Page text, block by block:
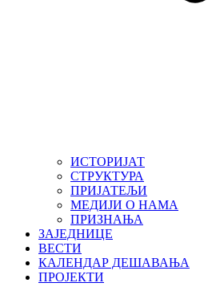
ИСТОРИЈАТ
СТРУКТУРА
ПРИЈАТЕЉИ
МЕДИЈИ О НАМА
ПРИЗНАЊА
ЗАЈЕДНИЦЕ
ВЕСТИ
КАЛЕНДАР ДЕШАВАЊА
ПРОЈЕКТИ